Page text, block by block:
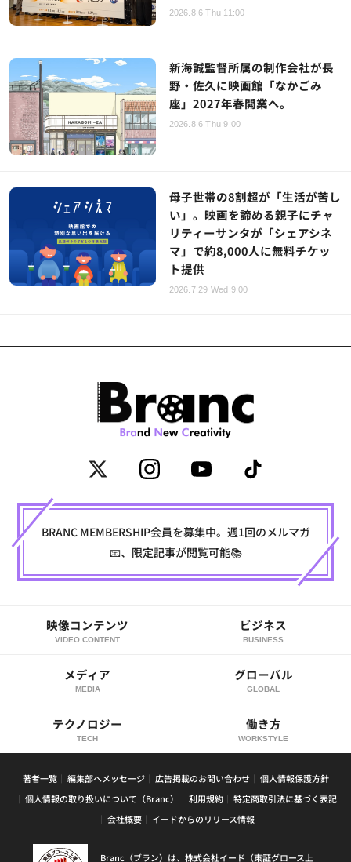
2026.8.6 Thu 11:00
新海誠監督所属の制作会社が長
野・佐久に映画館「なかごみ
座」2027年春開業へ。
2026.8.6 Thu 9:00
母子世帯の8割超が「生活が苦し
い」。映画を諦める親子にチャ
リティーサンタが「シェアシネ
マ」で約8,000人に無料チケッ
ト提供
2026.7.29 Wed 9:00
BRANC MEMBERSHIP会員を募集中。週1回のメルマガ
📧、限定記事が閲覧可能📚
映像コンテンツ
VIDEO CONTENT
ビジネス
BUSINESS
メディア
MEDIA
グローバル
GLOBAL
テクノロジー
TECH
働き方
WORKSTYLE
著者一覧 編集部へメッセージ 広告掲載のお問い合わせ
個人情報保護方針
個人情報の取り扱いについて（Branc）
利用規約
特定商取引法に基づく表記
会社概要
イードからのリリース情報
Branc（ブラン）は、株式会社イード（東証グロース上